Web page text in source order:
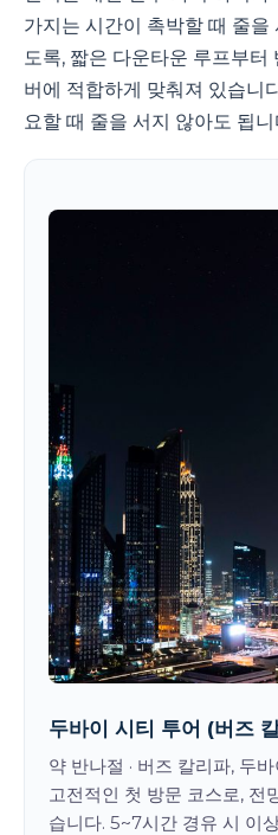
가지는 시간이 촉박할 때 줄을
도록, 짧은 다운타운 루프부
버에 적합하게 맞춰져 있습니
요할 때 줄을 서지 않아도 됩니
두바이 시티 투어 (버즈
약 반나절 · 버즈 칼리파, 두
고전적인 첫 방문 코스로, 전
습니다. 5~7시간 경유 시 이